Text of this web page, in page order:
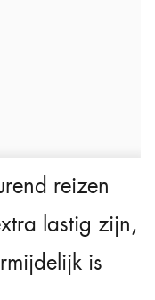
reizen
lastig zijn,
is